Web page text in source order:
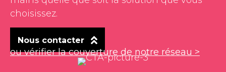
choisissez.
Nous contacter
ou vérifier la couverture de notre réseau >